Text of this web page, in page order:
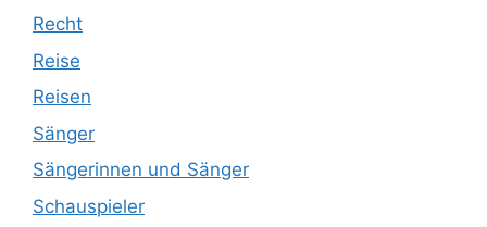
Recht
Reise
Reisen
Sänger
Sängerinnen und Sänger
Schauspieler